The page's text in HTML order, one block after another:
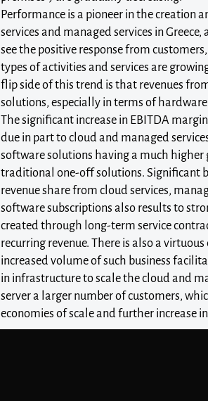
Performance is a pioneer in the creation
services and managed services in
see the positive response from
types of activities and services are
flip side of this trend is that revenues
solutions, especially in terms of
The significant increase in EBITDA
due in part to cloud and managed
software solutions having a much higher
traditional one-off solutions. Significant
revenue share from cloud services,
software subscriptions also results to
created through long-term service
recurring revenue. There is also a
increased volume of such business
in infrastructure to scale the cloud and
server a larger number of customers,
economies of scale and further increase